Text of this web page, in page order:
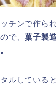
チンで作ら
で、菓子製
ルしている